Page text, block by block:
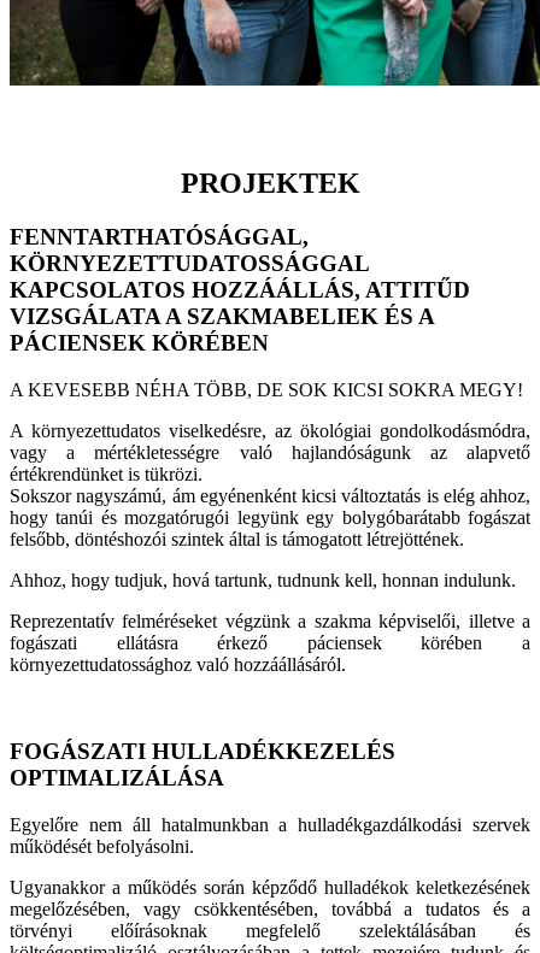
PROJEKTEK
FENNTARTHATÓSÁGGAL,
KÖRNYEZETTUDATOSSÁGGAL
KAPCSOLATOS HOZZÁÁLLÁS, ATTITŰD
VIZSGÁLATA A SZAKMABELIEK ÉS A
PÁCIENSEK KÖRÉBEN
A KEVESEBB NÉHA TÖBB, DE SOK KICSI SOKRA MEGY!
A környezettudatos viselkedésre, az ökológiai gondolkodásmódra,
vagy a mértékletességre való hajlandóságunk az alapvető
értékrendünket is tükrözi.
Sokszor nagyszámú, ám egyénenként kicsi változtatás is elég ahhoz,
hogy tanúi és mozgatórugói legyünk egy bolygóbarátabb fogászat
felsőbb, döntéshozói szintek által is támogatott létrejöttének.
Ahhoz, hogy tudjuk, hová tartunk, tudnunk kell, honnan indulunk.
Reprezentatív felméréseket végzünk a szakma képviselői, illetve a
fogászati ellátásra érkező páciensek körében a
környezettudatossághoz való hozzáállásáról.
FOGÁSZATI HULLADÉKKEZELÉS
OPTIMALIZÁLÁSA
Egyelőre nem áll hatalmunkban a hulladékgazdálkodási szervek
működését befolyásolni.
Ugyanakkor a működés során képződő hulladékok keletkezésének
megelőzésében, vagy csökkentésében, továbbá a tudatos és a
törvényi előírásoknak megfelelő szelektálásában és